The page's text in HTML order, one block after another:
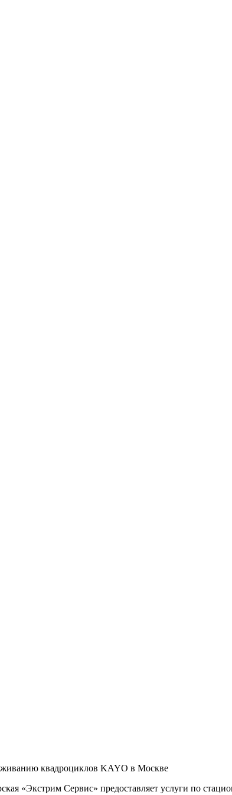
квадроциклов KAYO в Москве
«Экстрим Сервис» предоставляет услуги по